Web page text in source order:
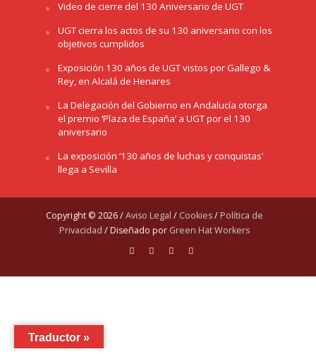
Video de cierre del 130 Aniversario de UGT
UGT cierra los actos de su 130 aniversario con los
objetivos cumplidos
Exposición 130 años de UGT vistos por Gallego &
Rey, en Alcalá de Henares
La Delegación del Gobierno en Andalucía otorga
el premio ‘Plaza de España’ a UGT por el 130
aniversario
La exposición ‘130 años de luchas y conquistas’
llega a Sevilla
Copyright © 2026 /Aviso Legal / Cookies/ Política de
Privacidad / Diseñado por Green Hat Workers
Traductor »